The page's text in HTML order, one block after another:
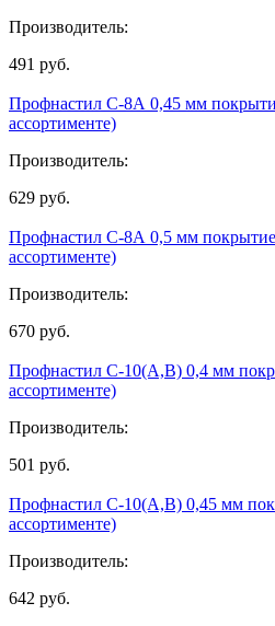
Производитель:
491 руб.
Профнастил С-8А 0,45 мм
ассортименте)
Производитель:
629 руб.
Профнастил С-8А 0,5 мм покрытие
ассортименте)
Производитель:
670 руб.
Профнастил С-10(А,В) 0,4 мм
ассортименте)
Производитель:
501 руб.
Профнастил С-10(А,В) 0,45 мм
ассортименте)
Производитель:
642 руб.